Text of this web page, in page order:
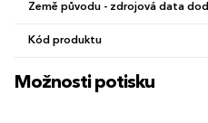
Země původu - zdrojová data
Kód produktu
Možnosti potisku